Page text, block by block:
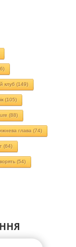
клуб (149)
(105)
(88)
глава (74)
(64)
(54)